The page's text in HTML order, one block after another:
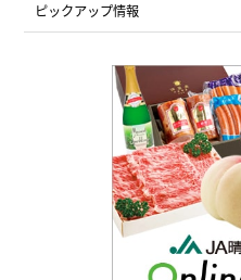
ピックアップ情報